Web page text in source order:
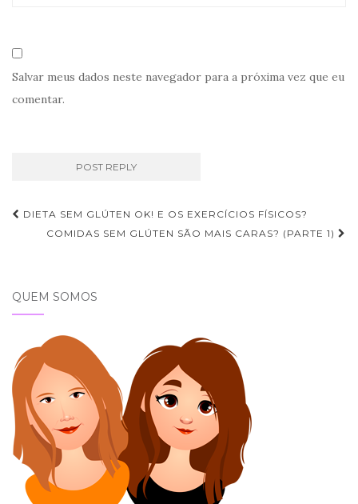
Salvar meus dados neste navegador para a próxima vez que eu
comentar.
Navegação
DIETA SEM GLÚTEN OK! E OS EXERCÍCIOS FÍSICOS?
COMIDAS SEM GLÚTEN SÃO MAIS CARAS? (PARTE 1)
QUEM SOMOS